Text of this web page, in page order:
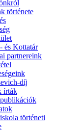
története
és Kottatár
partnereink
díj
írták
történeti